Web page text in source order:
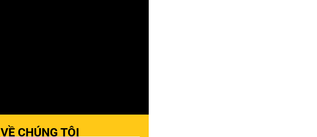
VỀ CHÚNG TÔI